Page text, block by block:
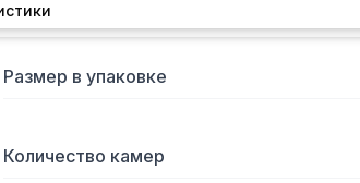
Размер в упаковке
Количество камер